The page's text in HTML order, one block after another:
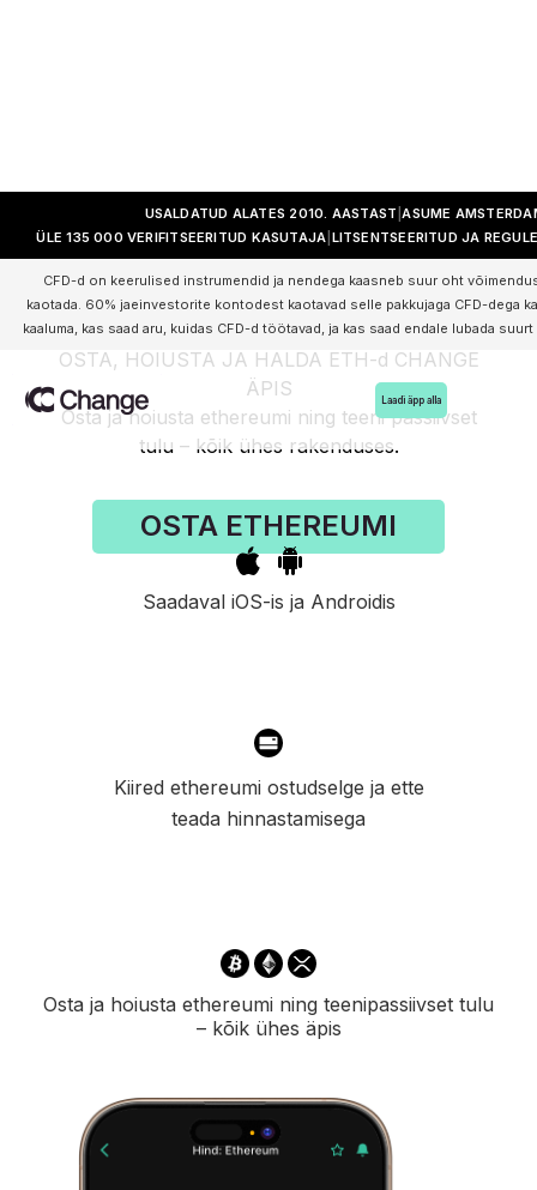
USALDATUD ALATES 2010. AASTAST ASUME
ÜLE 135 000 VERIFITSEERITUD KASUTAJA LITSENTSEERITUD JA
CFD-d on keerulised instrumendid ja nendega kaasneb suur oht
kaotada. 60% jaeinvestorite kontodest kaotavad selle pakkujaga CFD-dega
kaaluma, kas saad aru, kuidas CFD-d töötavad, ja kas saad endale lubada
Laadi äpp alla
osta Ethereumi
OSTA, HOIUSTA JA HALDA ETH-d CHANGE
ÄPIS
Osta ja hoiusta ethereumi ning teeni passiivset
tulu – kõik ühes rakenduses.
OSTA ETHEREUMI
Saadaval iOS-is ja Androidis
Kiired ethereumi ostudselge ja ette
teada hinnastamisega
Osta ja hoiusta ethereumi ning teenipassiivset tulu
– kõik ühes äpis